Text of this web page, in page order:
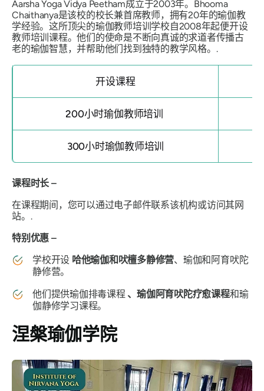
Aarsha Yoga Vidya Peetham成立于2003年。Bhooma
Chaithanya是该校的校长兼首席教师，拥有20年的瑜伽教
学经验。这所顶尖的瑜伽教师培训学校自2008年起便开设
教师培训课程。他们的使命是不断向真诚的求道者传播古
老的瑜伽智慧，并帮助他们找到独特的教学风格。.
开设课程
200小时瑜伽教师培训
300小时瑜伽教师培训
课程时长 –
在课程期间，您可以通过电子邮件联系该机构或访问其网
站。.
特别优惠 –
学校开设 哈他瑜伽和吠檀多静修营、瑜伽和阿育吠陀
静修营。
他们提供瑜伽排毒课程 、瑜伽阿育吠陀疗愈课程和瑜
伽静修学习课程。
涅槃瑜伽学院